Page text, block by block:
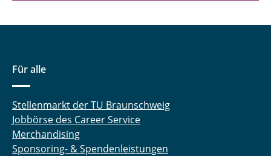
Für alle
Stellenmarkt der TU Braunschweig
Jobbörse des Career Service
Merchandising
Sponsoring- & Spendenleistungen